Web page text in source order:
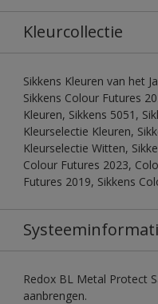
Kleurcollectie
Sikkens Kleuren van het
Sikkens Colour Futures
Kleuren, Sikkens 5051,
Kleurselectie Kleuren,
Kleurselectie Witten,
Colour Futures 2023,
Futures 2019, Sikkens
Redox BL Metal Protect
aanbrengen.